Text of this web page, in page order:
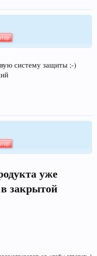
систему защиты ;-)
уже
закрытой